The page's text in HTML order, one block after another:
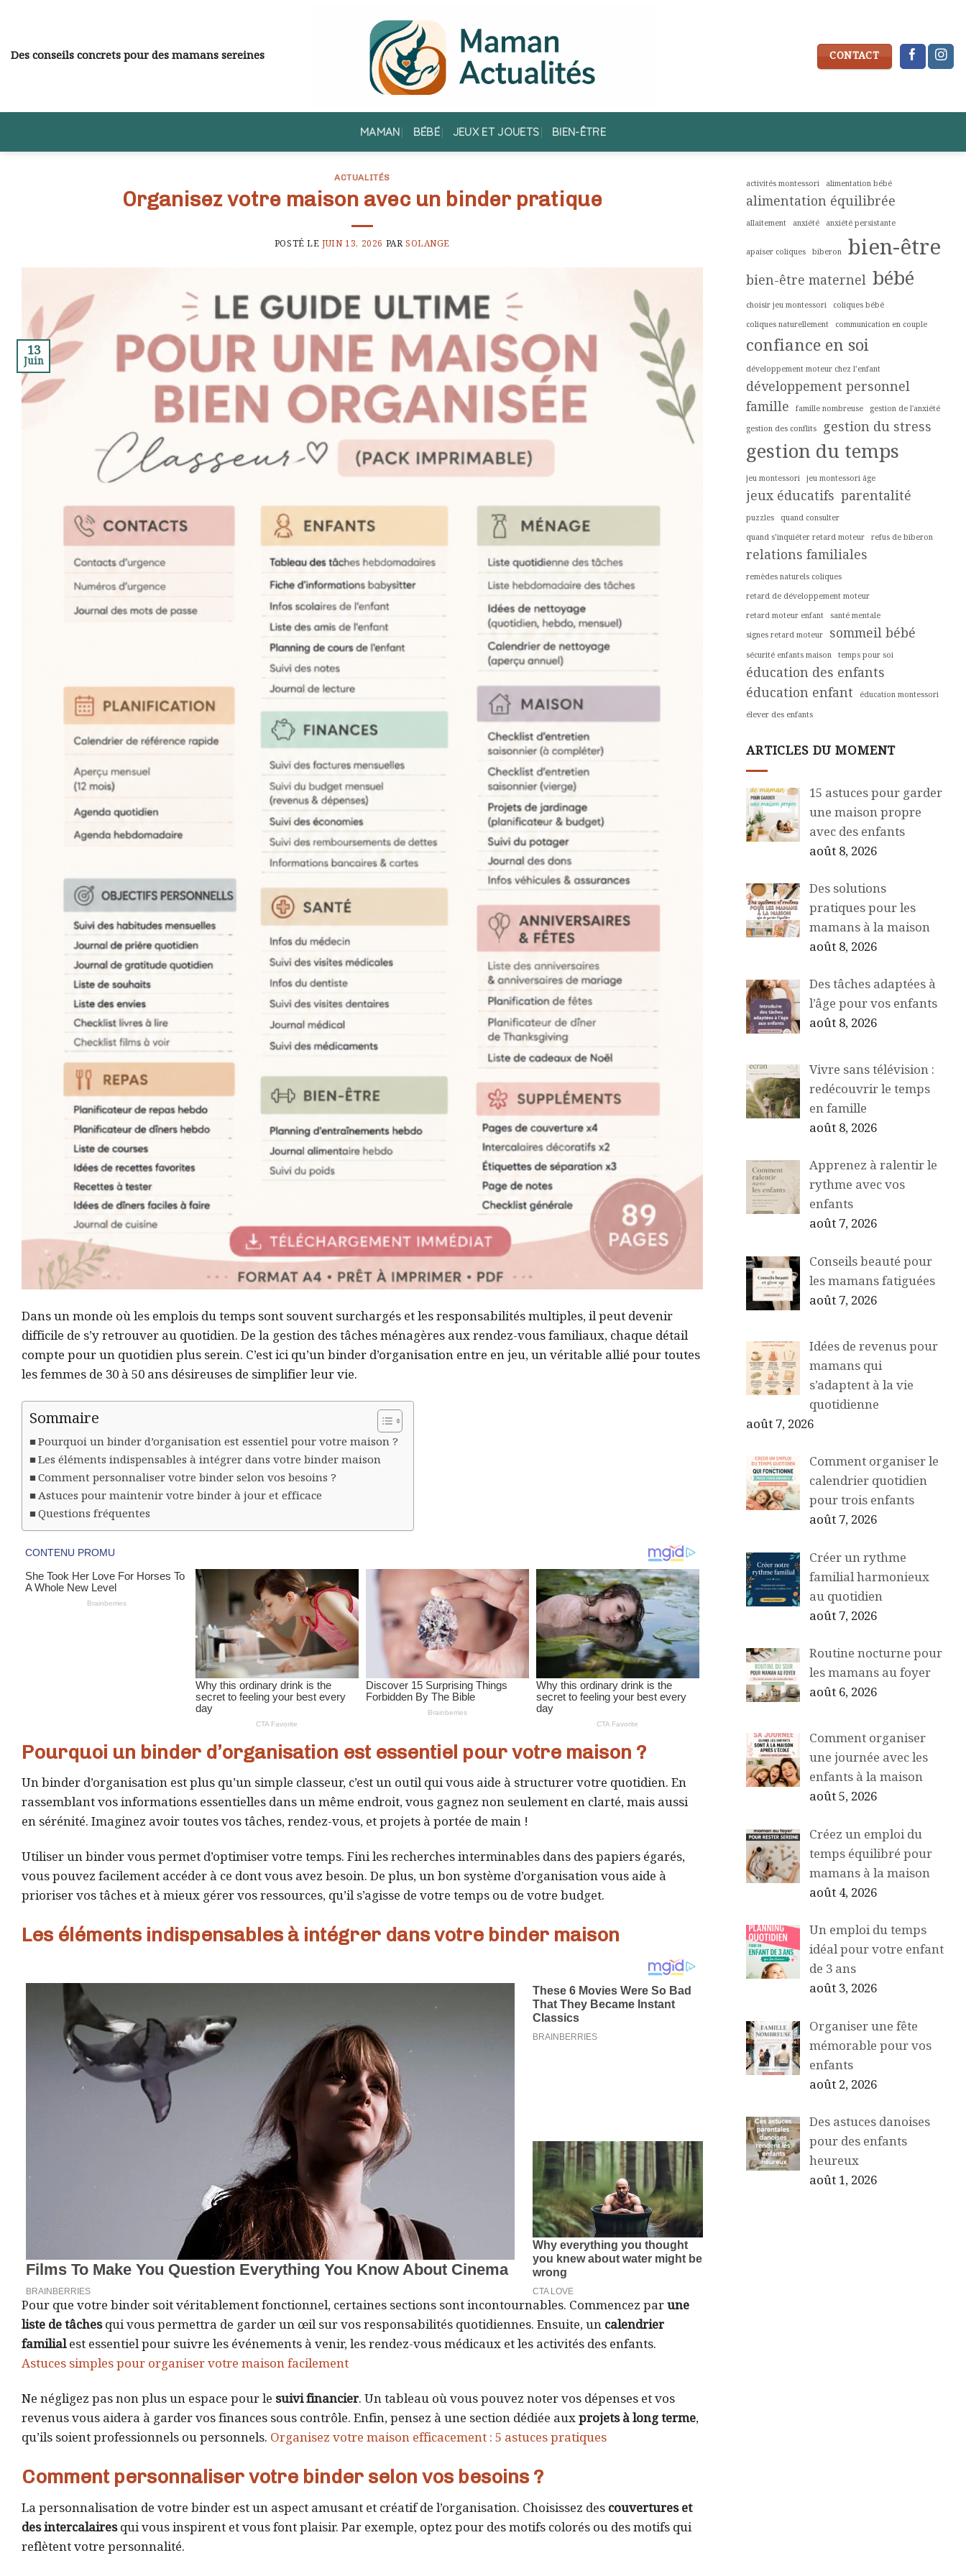
content
Des conseils concrets pour des mamans sereines CONTACT
MAMAN BÉBÉ JEUX ET JOUETS BIEN-ÊTRE
ACTUALITÉS
Organisez votre maison avec un binder pratique
POSTÉ LEJUIN 13, 2026 PAR SOLANGE
13
Juin
Dans un monde où les emplois du temps sont souvent surchargés et les responsabilités multiples, il peut devenir
difficile de s’y retrouver au quotidien. De la gestion des tâches ménagères aux rendez-vous familiaux, chaque détail
compte pour un quotidien plus serein. C’est ici qu’un binder d’organisation entre en jeu, un véritable allié pour toutes
les femmes de 30 à 50 ans désireuses de simplifier leur vie.
Sommaire
Pourquoi un binder d’organisation est essentiel pour votre maison ?
Les éléments indispensables à intégrer dans votre binder maison
Comment personnaliser votre binder selon vos besoins ?
Astuces pour maintenir votre binder à jour et efficace
Questions fréquentes
Pourquoi un binder d’organisation est essentiel pour votre maison ?
Un binder d’organisation est plus qu’un simple classeur, c’est un outil qui vous aide à structurer votre quotidien. En
rassemblant vos informations essentielles dans un même endroit, vous gagnez non seulement en clarté, mais aussi
en sérénité. Imaginez avoir toutes vos tâches, rendez-vous, et projets à portée de main !
Utiliser un binder vous permet d’optimiser votre temps. Fini les recherches interminables dans des papiers égarés,
vous pouvez facilement accéder à ce dont vous avez besoin. De plus, un bon système d’organisation vous aide à
prioriser vos tâches et à mieux gérer vos ressources, qu’il s’agisse de votre temps ou de votre budget.
Les éléments indispensables à intégrer dans votre binder maison
Pour que votre binder soit véritablement fonctionnel, certaines sections sont incontournables. Commencez parune
liste de tâchesqui vous permettra de garder un œil sur vos responsabilités quotidiennes. Ensuite, un calendrier
familialest essentiel pour suivre les événements à venir, les rendez-vous médicaux et les activités des enfants.
Astuces simples pour organiser votre maison facilement
Ne négligez pas non plus un espace pour le suivi financier. Un tableau où vous pouvez noter vos dépenses et vos
revenus vous aidera à garder vos finances sous contrôle. Enfin, pensez à une section dédiée auxprojets à long terme,
qu’ils soient professionnels ou personnels. Organisez votre maison efficacement : 5 astuces pratiques
Comment personnaliser votre binder selon vos besoins ?
La personnalisation de votre binder est un aspect amusant et créatif de l’organisation. Choisissez des couvertures et
des intercalairesqui vous inspirent et vous font plaisir. Par exemple, optez pour des motifs colorés ou des motifs qui
reflètent votre personnalité.
activités montessori alimentation bébé
alimentation équilibrée
allaitement anxiété anxiété persistante
apaiser coliques biberon bien-être
bien-être maternel bébé
choisir jeu montessori
coliques bébé
coliques naturellement
communication en couple
confiance en soi
développement moteur chez l’enfant
développement personnel
famille
famille nombreuse
gestion de l'anxiété
gestion des conflits
gestion du stress
gestion du temps
jeu montessori jeu montessori âge
jeux éducatifs parentalité
puzzles
quand consulter
quand s’inquiéter retard moteur
refus de biberon
relations familiales
remèdes naturels coliques
retard de développement moteur
retard moteur enfant
santé mentale
signes retard moteur
sommeil bébé
sécurité enfants maison temps pour soi
éducation des enfants
éducation enfant
éducation montessori
élever des enfants
ARTICLES DU MOMENT
15 astuces pour garder
une maison propre
avec des enfants
août 8, 2026
Des solutions
pratiques pour les
mamans à la maison
août 8, 2026
Des tâches adaptées à
l’âge pour vos enfants
août 8, 2026
Vivre sans télévision :
redécouvrir le temps
en famille
août 8, 2026
Apprenez à ralentir le
rythme avec vos
enfants
août 7, 2026
Conseils beauté pour
les mamans fatiguées
août 7, 2026
Idées de revenus pour
mamans qui
s’adaptent à la vie
quotidienne
août 7, 2026
Comment organiser le
calendrier quotidien
pour trois enfants
août 7, 2026
Créer un rythme
familial harmonieux
au quotidien
août 7, 2026
Routine nocturne pour
les mamans au foyer
août 6, 2026
Comment organiser
une journée avec les
enfants à la maison
août 5, 2026
Créez un emploi du
temps équilibré pour
mamans à la maison
août 4, 2026
Un emploi du temps
idéal pour votre enfant
de 3 ans
août 3, 2026
Organiser une fête
mémorable pour vos
enfants
août 2, 2026
Des astuces danoises
pour des enfants
heureux
août 1, 2026